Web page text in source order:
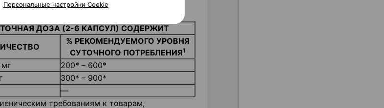
ДОЗА (2-6 КАПСУЛ) СОДЕРЖИТ
% РЕКОМЕНДУЕМОГО УРОВНЯ
СУТОЧНОГО ПОТРЕБЛЕНИЯ1
200* – 600*
300* – 900*
—
требованиям к товарам,
Персональные настройки Cookie